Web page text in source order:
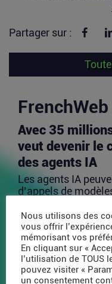
Partager sur :
Avec 35
veut devenir le
des agents IA
Les agents IA
d’appels de
Lire la suite
PDP : la
françaises de
Nous utilisons des
vous offrir
mémorisant vos
En cliquant sur «
l’utilisation de TOUS
pouvez visiter «
un consentement